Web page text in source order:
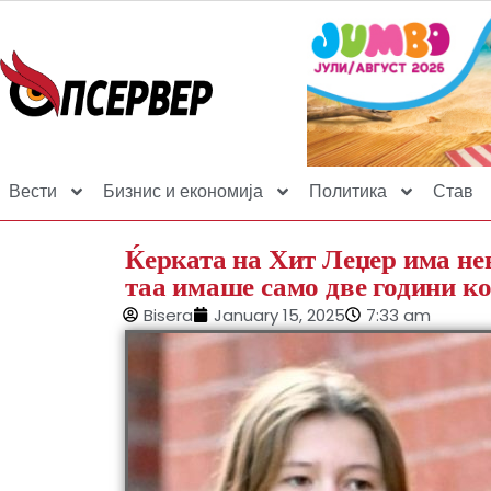
Вести Бизнис и економија Политика Став
Ќерката на Хит Леџер има
таа имаше само две години
Bisera January 15, 2025 7:33 am